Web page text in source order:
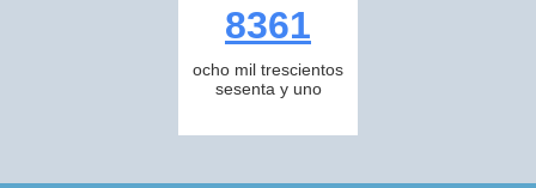
8361
ocho mil trescientos
sesenta y uno